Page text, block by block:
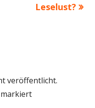
Nächster
Leselust?
veröffentlicht.
markiert